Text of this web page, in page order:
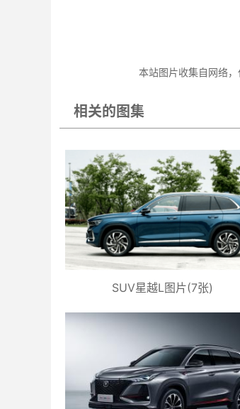
本站图片收集自网络
相关的图集
SUV星越L图片(7张)